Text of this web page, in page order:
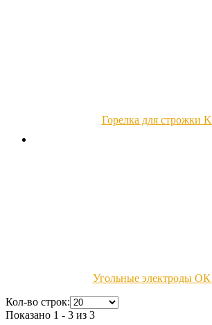
Горелка для строжки
Угольные электроды ОК
Кол-во строк:
Показано 1 - 3 из 3